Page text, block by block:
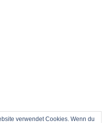
verwendet Cookies. Wenn du